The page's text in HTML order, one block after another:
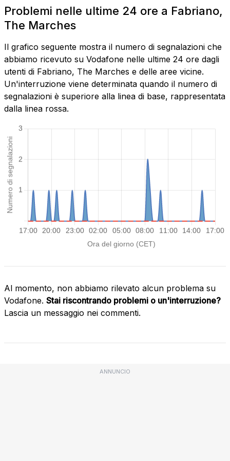
Problemi nelle ultime 24 ore a Fabriano,
The Marches
Il grafico seguente mostra il numero di segnalazioni che
abbiamo ricevuto su Vodafone nelle ultime 24 ore dagli
utenti di Fabriano, The Marches e delle aree vicine.
Un'interruzione viene determinata quando il numero di
segnalazioni è superiore alla linea di base, rappresentata
dalla linea rossa.
Al momento, non abbiamo rilevato alcun problema su
Vodafone. Stai riscontrando problemi o un'interruzione?
Lascia un messaggio nei commenti.
ANNUNCIO